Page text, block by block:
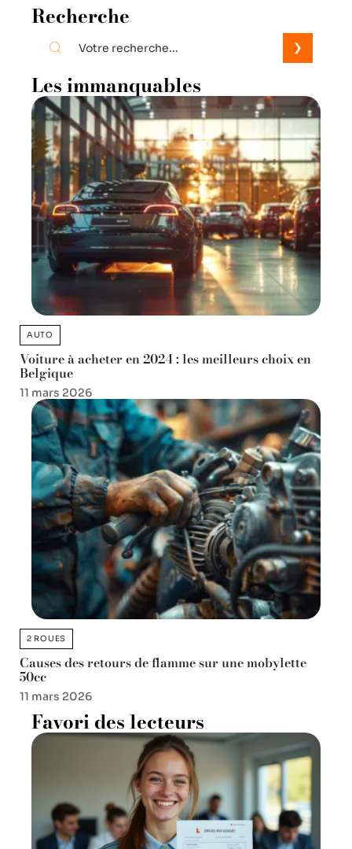
Recherche
Les immanquables
AUTO
Voiture à acheter en 2024 : les meilleurs choix en
Belgique
11 mars 2026
2 ROUES
Causes des retours de flamme sur une mobylette
50cc
11 mars 2026
Favori des lecteurs